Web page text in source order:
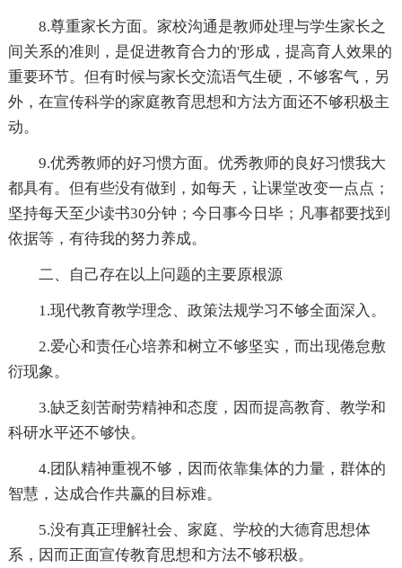
8.尊重家长方面。家校沟通是教师处理与学生家长之
间关系的准则，是促进教育合力的'形成，提高育人效果的
重要环节。但有时候与家长交流语气生硬，不够客气，另
外，在宣传科学的家庭教育思想和方法方面还不够积极主
动。
9.优秀教师的好习惯方面。优秀教师的良好习惯我大
都具有。但有些没有做到，如每天，让课堂改变一点点；
坚持每天至少读书30分钟；今日事今日毕；凡事都要找到
依据等，有待我的努力养成。
二、自己存在以上问题的主要原根源
1.现代教育教学理念、政策法规学习不够全面深入。
2.爱心和责任心培养和树立不够坚实，而出现倦怠敷
衍现象。
3.缺乏刻苦耐劳精神和态度，因而提高教育、教学和
科研水平还不够快。
4.团队精神重视不够，因而依靠集体的力量，群体的
智慧，达成合作共赢的目标难。
5.没有真正理解社会、家庭、学校的大德育思想体
系，因而正面宣传教育思想和方法不够积极。